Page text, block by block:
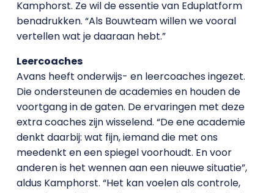
Kamphorst. Ze wil de essentie van Eduplatform
benadrukken. “Als Bouwteam willen we vooral
vertellen wat je daaraan hebt.”
Leercoaches
Avans heeft onderwijs- en leercoaches ingezet.
Die ondersteunen de academies en houden de
voortgang in de gaten. De ervaringen met deze
extra coaches zijn wisselend. “De ene academie
denkt daarbij: wat fijn, iemand die met ons
meedenkt en een spiegel voorhoudt. En voor
anderen is het wennen aan een nieuwe situatie”,
aldus Kamphorst. “Het kan voelen als controle,